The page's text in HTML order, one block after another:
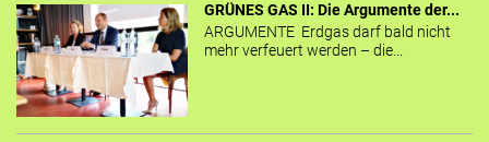
GRÜNES GAS II: Die Argumente der...
ARGUMENTE Erdgas darf bald nicht
mehr verfeuert werden – die...